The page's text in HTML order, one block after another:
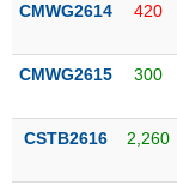
CMWG2614 420
CMWG2615 300
CSTB2616 2,260
TÀI